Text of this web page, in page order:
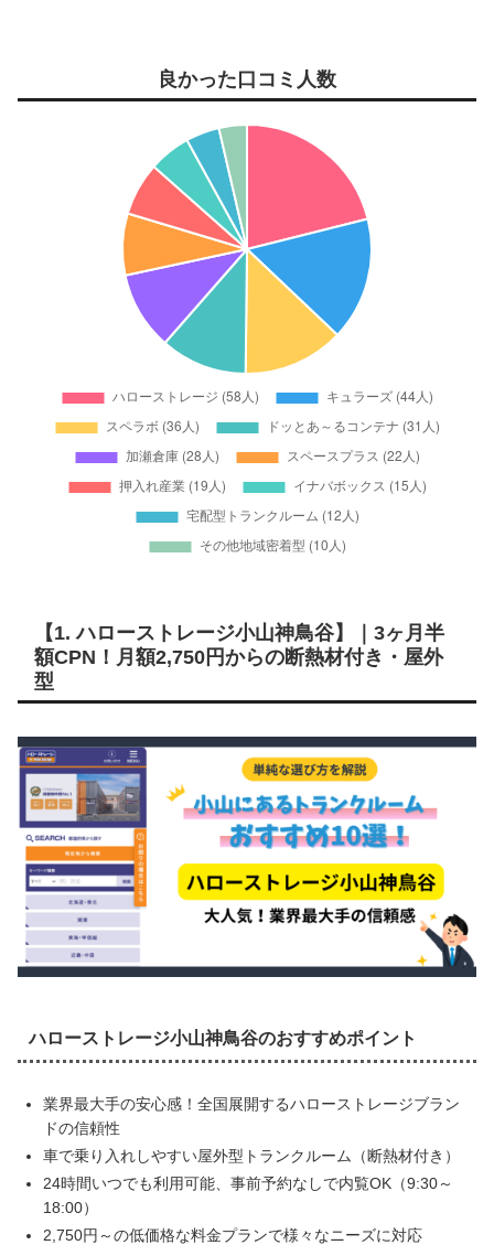
良かった口コミ人数
【1. ハローストレージ小山神鳥谷】｜3ヶ月半
額CPN！月額2,750円からの断熱材付き・屋外
型
ハローストレージ小山神鳥谷のおすすめポイント
業界最大手の安心感！全国展開するハローストレージブラン
ドの信頼性
車で乗り入れしやすい屋外型トランクルーム（断熱材付き）
24時間いつでも利用可能、事前予約なしで内覧OK（9:30～
18:00）
2,750円～の低価格な料金プランで様々なニーズに対応